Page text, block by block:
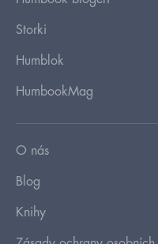
Storki
Humblok
HumbookMag
O nás
Blog
Knihy